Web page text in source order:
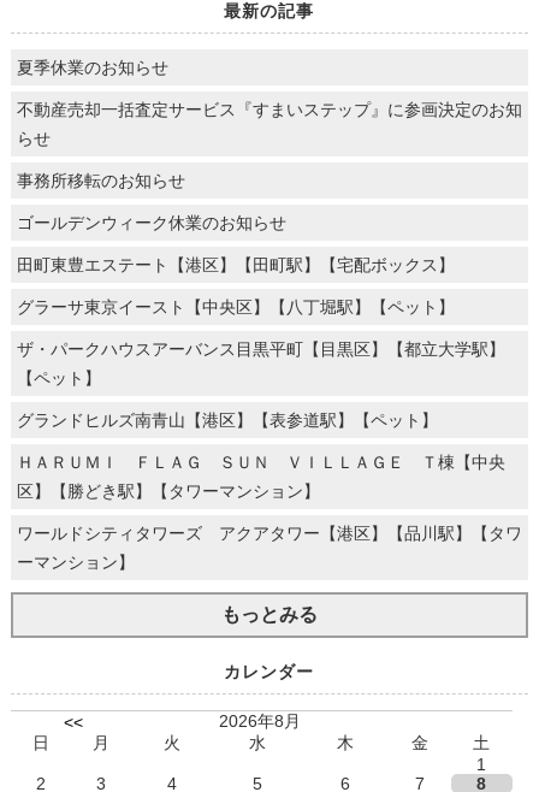
最新の記事
夏季休業のお知らせ
不動産売却一括査定サービス『すまいステップ』に参画決定のお知
らせ
事務所移転のお知らせ
ゴールデンウィーク休業のお知らせ
田町東豊エステート【港区】【田町駅】【宅配ボックス】
グラーサ東京イースト【中央区】【八丁堀駅】【ペット】
ザ・パークハウスアーバンス目黒平町【目黒区】【都立大学駅】
【ペット】
グランドヒルズ南青山【港区】【表参道駅】【ペット】
ＨＡＲＵＭＩ ＦＬＡＧ ＳＵＮ ＶＩＬＬＡＧＥ Ｔ棟【中央
区】【勝どき駅】【タワーマンション】
ワールドシティタワーズ アクアタワー【港区】【品川駅】【タワ
ーマンション】
もっとみる
カレンダー
<<
2026年8月
日
月 火 水 木 金
土
1
2
3 4 5 6 7
8